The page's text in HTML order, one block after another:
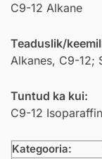
C9-12 Alkane
Teaduslik/
Alkanes, C9-12;
Tuntud ka kui:
C9-12
Kategooria: